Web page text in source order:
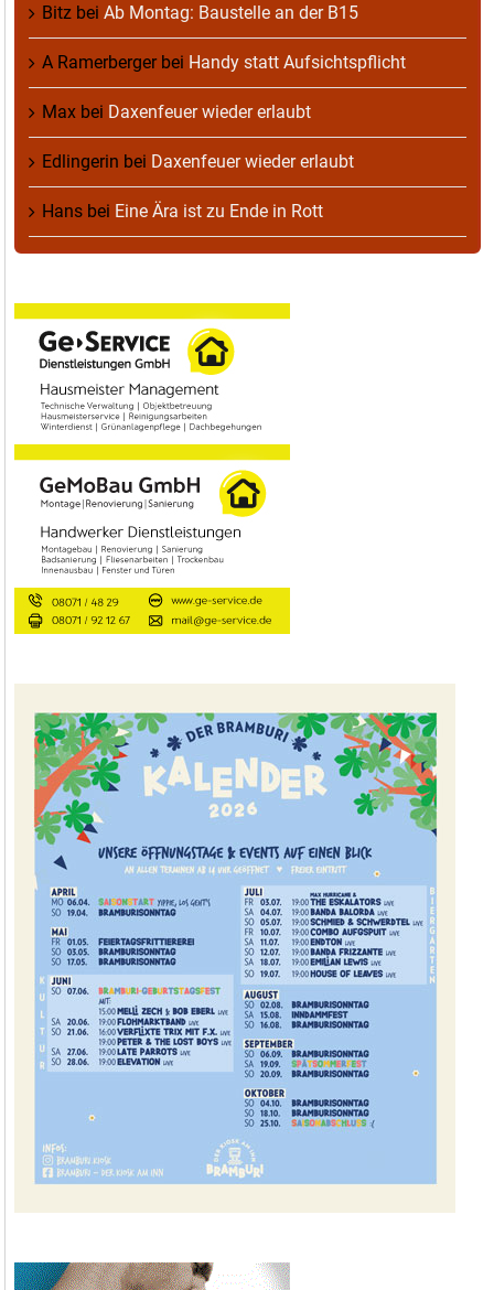
Bitz bei Ab Montag: Baustelle an der B15
A Ramerbergerbei Handy statt Aufsichtspflicht
Max bei Daxenfeuer wieder erlaubt
Edlingerin bei Daxenfeuer wieder erlaubt
Hans bei Eine Ära ist zu Ende in Rott